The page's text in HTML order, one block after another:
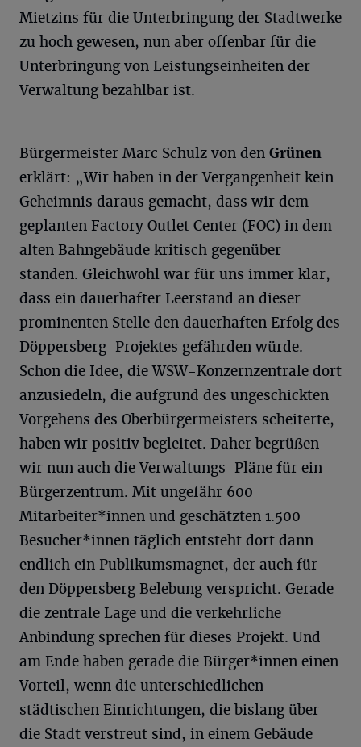
Mietzins für die Unterbringung der Stadtwerke
zu hoch gewesen, nun aber offenbar für die
Unterbringung von Leistungseinheiten der
Verwaltung bezahlbar ist.
Bürgermeister Marc Schulz von den Grünen
erklärt: „Wir haben in der Vergangenheit kein
Geheimnis daraus gemacht, dass wir dem
geplanten Factory Outlet Center (FOC) in dem
alten Bahngebäude kritisch gegenüber
standen. Gleichwohl war für uns immer klar,
dass ein dauerhafter Leerstand an dieser
prominenten Stelle den dauerhaften Erfolg des
Döppersberg-Projektes gefährden würde.
Schon die Idee, die WSW-Konzernzentrale dort
anzusiedeln, die aufgrund des ungeschickten
Vorgehens des Oberbürgermeisters scheiterte,
haben wir positiv begleitet. Daher begrüßen
wir nun auch die Verwaltungs-Pläne für ein
Bürgerzentrum. Mit ungefähr 600
Mitarbeiter*innen und geschätzten 1.500
Besucher*innen täglich entsteht dort dann
endlich ein Publikumsmagnet, der auch für
den Döppersberg Belebung verspricht. Gerade
die zentrale Lage und die verkehrliche
Anbindung sprechen für dieses Projekt. Und
am Ende haben gerade die Bürger*innen einen
Vorteil, wenn die unterschiedlichen
städtischen Einrichtungen, die bislang über
die Stadt verstreut sind, in einem Gebäude